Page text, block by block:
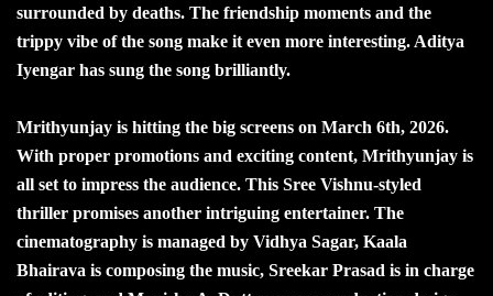
surrounded by deaths. The friendship moments and the
trippy vibe of the song make it even more interesting. Aditya
Iyengar has sung the song brilliantly.
Mrithyunjay is hitting the big screens on March 6th, 2026.
With proper promotions and exciting content, Mrithyunjay is
all set to impress the audience. This Sree Vishnu-styled
thriller promises another intriguing entertainer. The
cinematography is managed by Vidhya Sagar, Kaala
Bhairava is composing the music, Sreekar Prasad is in charge